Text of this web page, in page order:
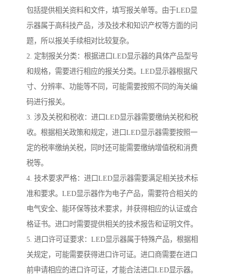
包括提供相关资料和文件，填写报关单等。由于LED显
示器属于高科技产品，涉及技术和知识产权等方面的问
题，所以报关手续相对比较复杂。
2. 定制报关分类：根据进口LED显示器的具体产品型号
和规格，需要进行相应的报关分类。LED显示器根据尺
寸、分辨率、功能等不同，可能需要按照不同的海关编
码进行报关。
3. 涉及关税和税收：进口LED显示器需要缴纳关税和税
收。根据相关政策和规定，进口LED显示器需要按照一
定的税率缴纳关税，同时还可能需要缴纳增值税和消费
税等。
4. 技术要求严格：进口LED显示器需要满足相关技术标
准和要求。LED显示器作为电子产品，需要符合相关的
电气安全、能环保等技术要求，并获得相应的认证或合
格证书。进口时需要提供相关的技术报告和证明文件。
5. 进口许可证要求：LED显示器属于特殊产品，根据相
关规定，可能需要获得进口许可证。进口商需要在进口
前申请相应的进口许可证，才能合法进口LED显示器。